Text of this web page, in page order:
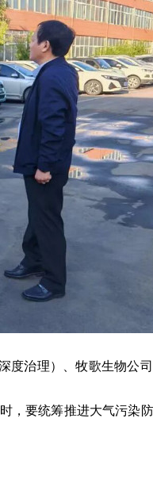
度治理）、牧歌生物公
，要统筹推进大气污染